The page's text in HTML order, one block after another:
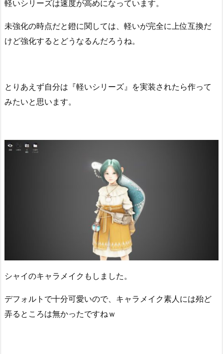
軽いシリーズは速度が高めになっています。
未強化の時点だと鐙に関しては、軽いが完全に上位互換だ
けど強化するとどうなるんだろうね。
とりあえず自分は『軽いシリーズ』を実装されたら作って
みたいと思います。
シャイのキャラメイクもしました。
デフォルトで十分可愛いので、キャラメイク素人には殆ど
弄るところは無かったですねｗ